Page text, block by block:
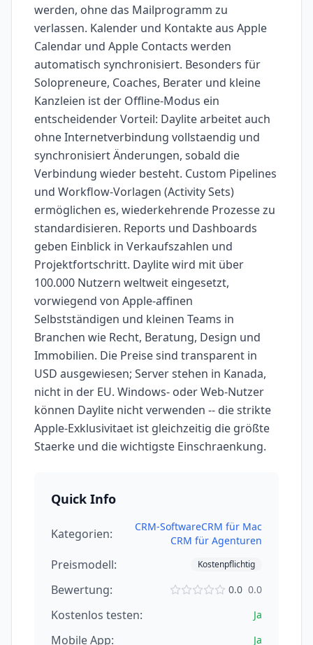
werden, ohne das Mailprogramm zu
verlassen. Kalender und Kontakte aus Apple
Calendar und Apple Contacts werden
automatisch synchronisiert. Besonders für
Solopreneure, Coaches, Berater und kleine
Kanzleien ist der Offline-Modus ein
entscheidender Vorteil: Daylite arbeitet auch
ohne Internetverbindung vollstaendig und
synchronisiert Änderungen, sobald die
Verbindung wieder besteht. Custom Pipelines
und Workflow-Vorlagen (Activity Sets)
ermöglichen es, wiederkehrende Prozesse zu
standardisieren. Reports und Dashboards
geben Einblick in Verkaufszahlen und
Projektfortschritt. Daylite wird mit über
100.000 Nutzern weltweit eingesetzt,
vorwiegend von Apple-affinen
Selbstständigen und kleinen Teams in
Branchen wie Recht, Beratung, Design und
Immobilien. Die Preise sind transparent in
USD ausgewiesen; Server stehen in Kanada,
nicht in der EU. Windows- oder Web-Nutzer
können Daylite nicht verwenden -- die strikte
Apple-Exklusivitaet ist gleichzeitig die größte
Staerke und die wichtigste Einschraenkung.
Quick Info
Kategorien: CRM-SoftwareCRM für Mac
CRM für Agenturen
Preismodell: Kostenpflichtig
Bewertung: 0.0 0.0
Kostenlos testen: Ja
Mobile App: Ja